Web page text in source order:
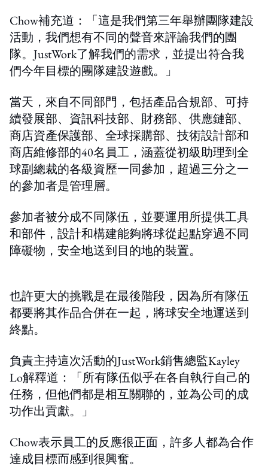
Chow補充道：「這是我們第三年舉辦團隊建設
活動，我們想有不同的聲音來評論我們的團
隊。JustWork了解我們的需求，並提出符合我
們今年目標的團隊建設遊戲。」
當天，來自不同部門，包括產品合規部、可持
續發展部、資訊科技部、財務部、供應鏈部、
商店資產保護部、全球採購部、技術設計部和
商店維修部的40名員工，涵蓋從初級助理到全
球副總裁的各級資歷一同參加，超過三分之一
的參加者是管理層。
參加者被分成不同隊伍，並要運用所提供工具
和部件，設計和構建能夠將球從起點穿過不同
障礙物，安全地送到目的地的裝置。
也許更大的挑戰是在最後階段，因為所有隊伍
都要將其作品合併在一起，將球安全地運送到
終點。
負責主持這次活動的JustWork銷售總監Kayley
Lo解釋道：「所有隊伍似乎在各自執行自己的
任務，但他們都是相互關聯的，並為公司的成
功作出貢獻。」
Chow表示員工的反應很正面，許多人都為合作
達成目標而感到很興奮。